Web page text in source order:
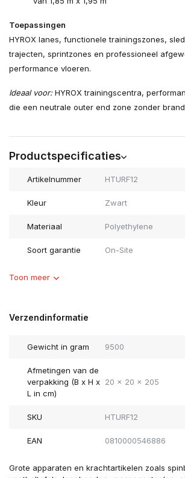
Toepassingen
HYROX lanes, functionele trainingszones,
trajecten, sprintzones en professioneel
performance vloeren.
Ideaal voor:HYROX trainingscentra,
die een neutrale outer end zone zonder
Productspecificaties
Artikelnummer HTURF12
Kleur Zwart
Materiaal Polyethylene
Soort garantie On-Site
Toon meer
Verzendinformatie
Gewicht in gram 9500
Afmetingen van de
verpakking (B x H x
L in cm)
20 x 20 x 205
SKU HTURF12
EAN 0810000546886
Grote apparaten en krachtartikelen zoals